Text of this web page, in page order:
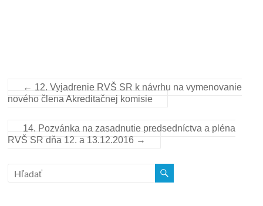
← 12. Vyjadrenie RVŠ SR k návrhu na vymenovanie
nového člena Akreditačnej komisie
14. Pozvánka na zasadnutie predsedníctva a pléna
RVŠ SR dňa 12. a 13.12.2016 →